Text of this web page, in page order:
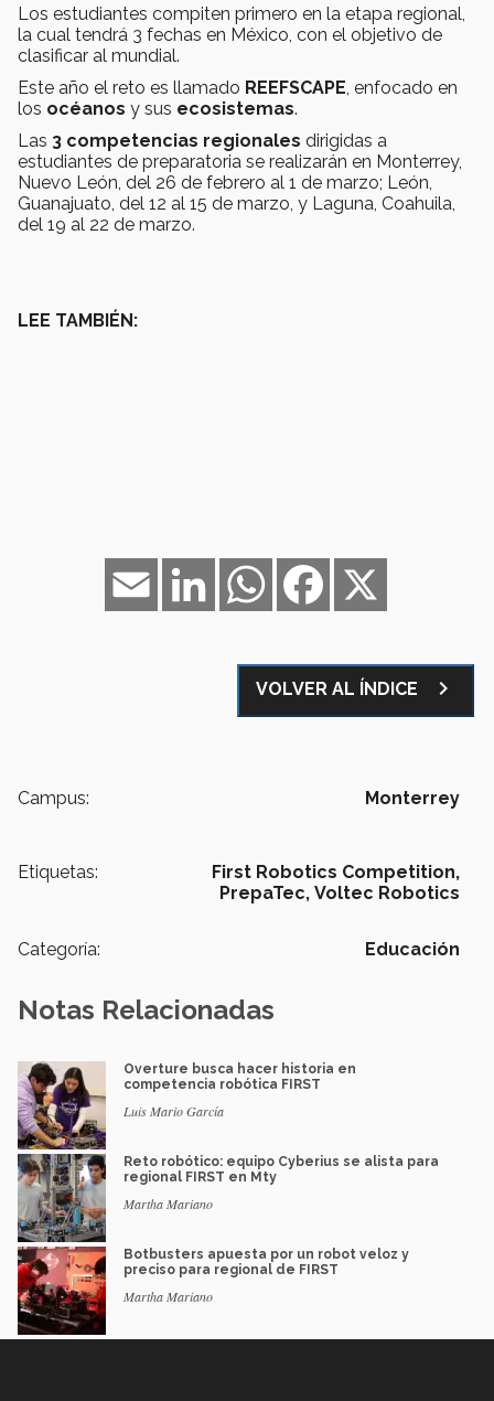
Los estudiantes compiten primero en la etapa regional,
la cual tendrá 3 fechas en México, con el objetivo de
clasificar al mundial.
Este año el reto es llamado REEFSCAPE , enfocado en
los océanos y sus ecosistemas.
Las 3 competencias regionales dirigidas a
estudiantes de preparatoria se realizarán en Monterrey,
Nuevo León, del 26 de febrero al 1 de marzo; León,
Guanajuato, del 12 al 15 de marzo, y Laguna, Coahuila,
del 19 al 22 de marzo.
LEE TAMBIÉN:
Facebook
WhatsApp
LinkedIn
Email
VOLVER AL ÍNDICE navigate_next
Campus: Monterrey
Etiquetas:
First Robotics Competition,
PrepaTec, Voltec Robotics
Categoría: Educación
Notas Relacionadas
Overture busca hacer historia en
competencia robótica FIRST
Luis Mario García
Reto robótico: equipo Cyberius se alista para
regional FIRST en Mty
Martha Mariano
Botbusters apuesta por un robot veloz y
preciso para regional de FIRST
Martha Mariano